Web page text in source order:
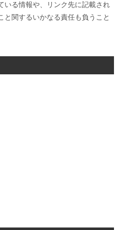
いる情報や、リンク先に記載され
と関するいかなる責任も負うこと